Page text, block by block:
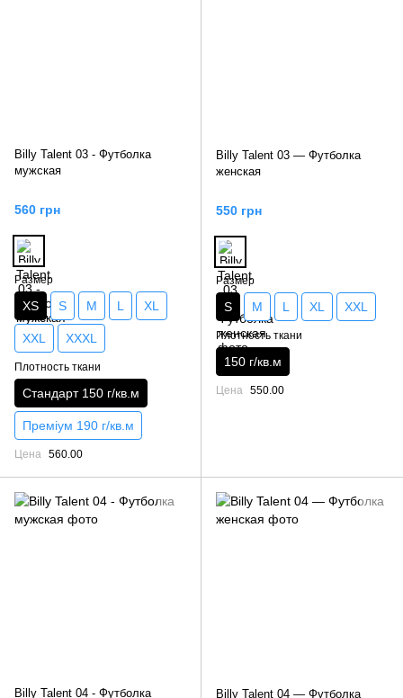
Billy Talent 03 - Футболка
мужская
560 грн
Размер
XS S M L XL
XXL XXXL
Плотность ткани
Стандарт 150 г/кв.м
Преміум 190 г/кв.м
Цена 560.00
Billy Talent 03 — Футболка
женская
550 грн
Размер
S M L XL XXL
Плотность ткани
150 г/кв.м
Цена 550.00
Billy Talent 04 - Футболка Billy Talent 04 — Футболка